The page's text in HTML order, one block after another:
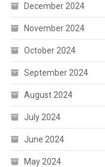
December 2024
November 2024
October 2024
September 2024
August 2024
July 2024
June 2024
May 2024